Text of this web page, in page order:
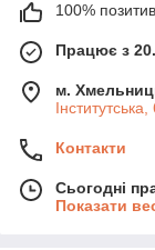
100%
Працює з
м.
Контакти
Сьогодні
Показати